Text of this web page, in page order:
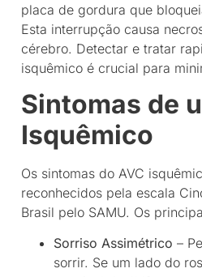
placa de gordura que
Esta interrupção causa
cérebro. Detectar e tratar
isquêmico é crucial para
Sintomas de
Isquêmico
Os sintomas do AVC
reconhecidos pela escala
Brasil pelo SAMU. Os
Sorriso Assimétrico –
sorrir. Se um lado do